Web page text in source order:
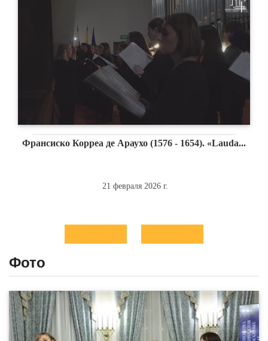
Франсиско Корреа де Араухо (1576 - 1654). «Lauda...
21 февраля 2026 г.
Фото